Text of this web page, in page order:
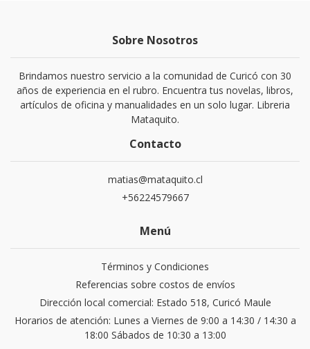
Sobre Nosotros
Brindamos nuestro servicio a la comunidad de Curicó con 30
años de experiencia en el rubro. Encuentra tus novelas, libros,
artículos de oficina y manualidades en un solo lugar. Libreria
Mataquito.
Contacto
matias@mataquito.cl
+56224579667
Menú
Términos y Condiciones
Referencias sobre costos de envíos
Dirección local comercial: Estado 518, Curicó Maule
Horarios de atención: Lunes a Viernes de 9:00 a 14:30 / 14:30 a
18:00 Sábados de 10:30 a 13:00